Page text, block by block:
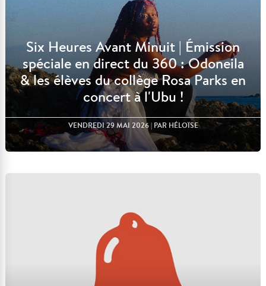
Six Heures Avant Minuit | Émission
spéciale en direct du 360 : Odoneila
& les élèves du collège Rosa Parks en
concert à l'Ubu !
VENDREDI 29 MAI 2026| PAR HÉLOÏSE
Lire l'article